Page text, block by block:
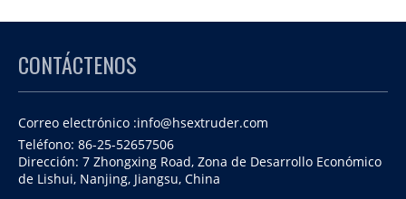
CONTÁCTENOS
Correo electrónico :info@hsextruder.com
Teléfono: 86-25-52657506
Dirección: 7 Zhongxing Road, Zona de Desarrollo Económico
de Lishui, Nanjing, Jiangsu, China